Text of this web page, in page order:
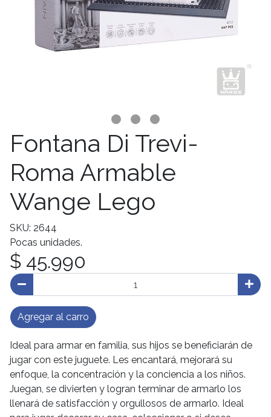
Fontana Di Trevi-
Roma Armable
Wange Lego
SKU: 2644
Pocas unidades.
$ 45.990
Agregar al carro
Ideal para armar en familia, sus hijos se beneficiarán de
jugar con este juguete. Les encantará, mejorará su
enfoque, la concentración y la conciencia a los niños.
Juegan, se divierten y logran terminar de armarlo los
llenará de satisfacción y orgullosos de armarlo. Ideal